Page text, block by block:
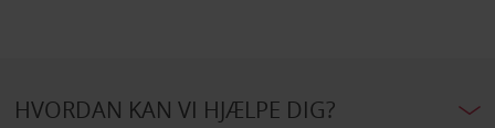
HVORDAN KAN VI HJÆLPE DIG?